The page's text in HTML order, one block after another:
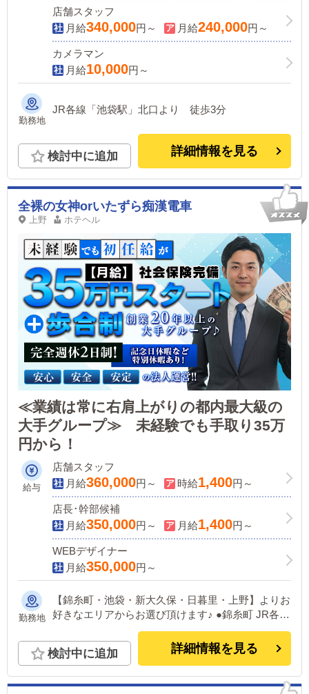
店舗スタッフ
月給340,000円～ 月給240,000円～
カメラマン
月給10,000円～
勤務地
JR各線「池袋駅」北口より 徒歩3分
検討中に追加 詳細情報を見る
全裸の女神orいたずら痴漢電車
上野 ホテヘル
≪業績は常に右肩上がりの都内最大級の
大手グループ≫ 未経験でも手取り35万
円から！
給与
店舗スタッフ
月給360,000円～ 時給1,400円～
店長･幹部候補
月給350,000円～ 月給1,400円～
WEBデザイナー
月給350,000円～
勤務地
【錦糸町・池袋・新大久保・日暮里・上野】よりお
好きなエリアからお選び頂けます♪ ●錦糸町 JR各線
【錦糸町駅】南口から徒歩1分 ●上野 JR各線「上野
駅」不忍口・広小路口より徒歩４分 JR各線「御徒
町駅」北口徒歩４分 地下鉄千代田線「湯島駅」2番
り徒歩30秒 ●新大久保 JR各線『新大久保駅』西側
検討中に追加 詳細情報を見る